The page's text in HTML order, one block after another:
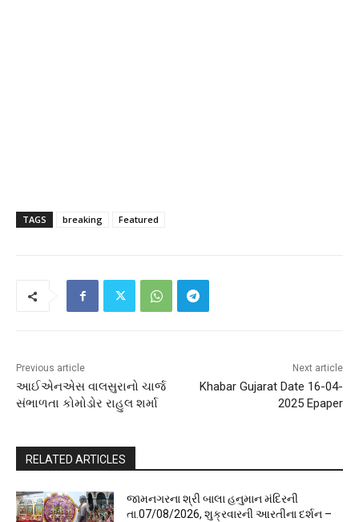
TAGS breaking Featured
Previous article
આઈએનએસ વાલસુરાનો ચાર્જ
સંભાળતા કોમોડોર રાહુલ શર્મા
Next article
Khabar Gujarat Date 16-04-
2025 Epaper
RELATED ARTICLES
જામનગરના શ્રી બાલા હનુમાન મંદિરની
તા.07/08/2026, શુક્રવારની આરતીના દર્શન –